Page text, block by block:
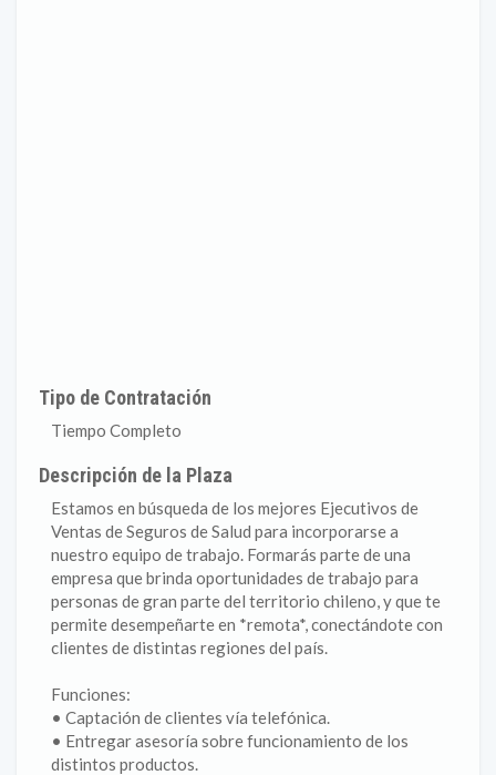
Tipo de Contratación
Tiempo Completo
Descripción de la Plaza
Estamos en búsqueda de los mejores Ejecutivos de
Ventas de Seguros de Salud para incorporarse a
nuestro equipo de trabajo. Formarás parte de una
empresa que brinda oportunidades de trabajo para
personas de gran parte del territorio chileno, y que te
permite desempeñarte en *remota*, conectándote con
clientes de distintas regiones del país.
Funciones:
• Captación de clientes vía telefónica.
• Entregar asesoría sobre funcionamiento de los
distintos productos.